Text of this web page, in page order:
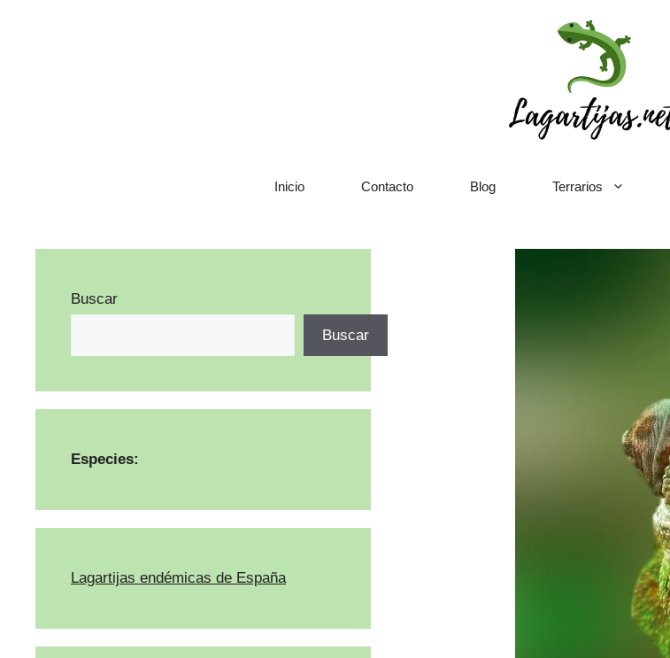
Inicio Contacto Blog Terrarios
Buscar
Buscar
Especies:
Lagartijas endémicas de España